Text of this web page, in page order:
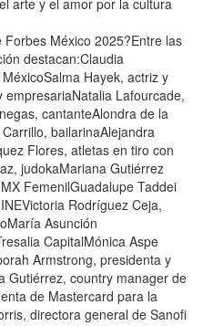
México 2025?Entre las
destacan:Claudia
Hayek, actriz y
Lafourcade,
cantanteAlondra de la
bailarinaAlejandra
Flores, atletas en tiro con
judokaMariana Gutiérrez
FemenilGuadalupe Taddei
Rodríguez Ceja,
Asunción
CapitalMónica Aspe
Armstrong, presidenta y
Gutiérrez, country manager de
de Mastercard para la
directora general de Sanofi